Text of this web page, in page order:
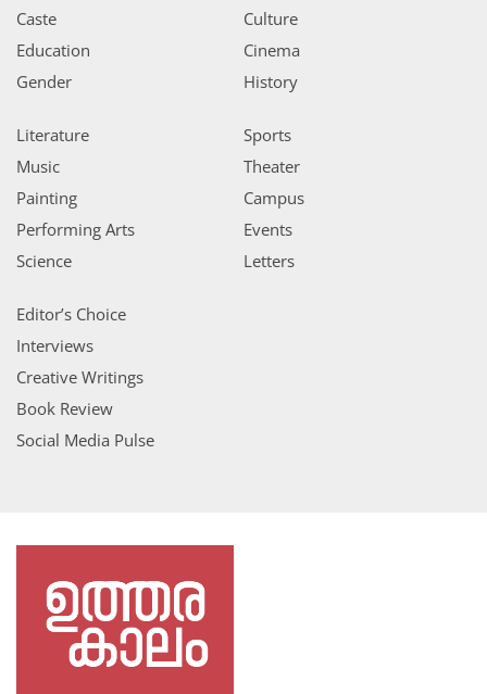
Caste
Education
Gender
Culture
Cinema
History
Literature
Music
Painting
Performing Arts
Science
Sports
Theater
Campus
Events
Letters
Editor’s Choice
Interviews
Creative Writings
Book Review
Social Media Pulse